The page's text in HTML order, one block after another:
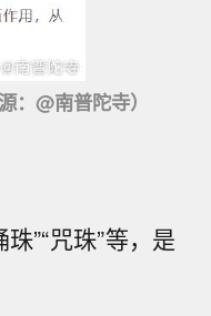
@南普陀寺）
”“咒珠”等，是